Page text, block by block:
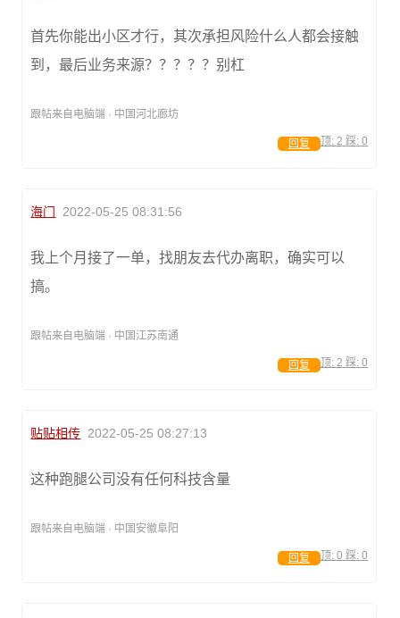
首先你能出小区才行，其次承担风险什么人都会接触
到，最后业务来源？？？？？别杠
跟帖来自电脑端 · 中国河北廊坊
顶: 2 踩: 0
回复
海门 2022-05-25 08:31:56
我上个月接了一单，找朋友去代办离职，确实可以
搞。
跟帖来自电脑端 · 中国江苏南通
顶: 2 踩: 0
回复
贴贴相传 2022-05-25 08:27:13
这种跑腿公司没有任何科技含量
跟帖来自电脑端 · 中国安徽阜阳
顶: 0 踩: 0
回复